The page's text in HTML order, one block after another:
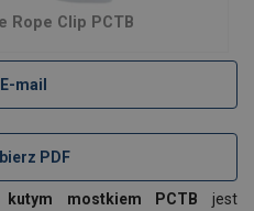
Rope Clip PCTB
E-mail
PDF
mostkiem PCTB jest